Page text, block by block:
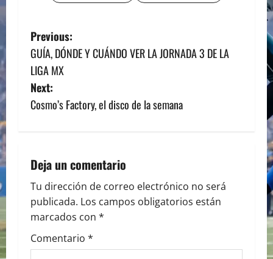
P
o
s
t
a
v
i
g
Previous:
GUÍA, DÓNDE Y CUÁNDO VER LA JORNADA 3 DE LA
LIGA MX
Next:
Cosmo’s Factory, el disco de la semana
Deja un comentario
Tu dirección de correo electrónico no será
publicada. Los campos obligatorios están
marcados con *
Comentario *